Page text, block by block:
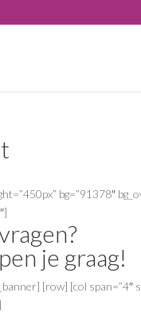
bg=”91378″
je graag!
[row] [col span=”4″